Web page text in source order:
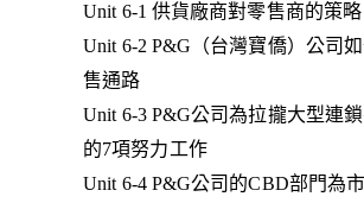
Unit 6-1 供貨廠商對零售商的策略
Unit 6-2 P&G（台灣寶僑）公司
售通路
Unit 6-3 P&G公司為拉攏大型連
的7項努力工作
Unit 6-4 P&G公司的CBD部門為